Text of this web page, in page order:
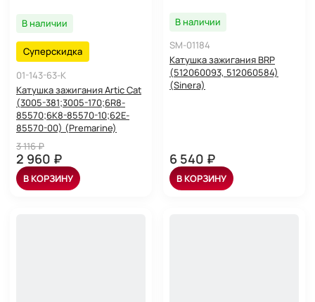
В наличии
Суперскидка
01-143-63-K
Катушка зажигания Artic Cat
(3005-381;3005-170;6R8-
85570;6K8-85570-10;62E-
85570-00) (Premarine)
3 116 ₽
2 960 ₽
В КОРЗИНУ
В наличии
SM-01184
Катушка зажигания BRP
(512060093, 512060584)
(Sinera)
6 540 ₽
В КОРЗИНУ